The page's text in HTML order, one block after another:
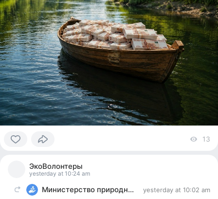
13
ЭкоВолонтеры
yesterday at 10:24 am
Министерство природных ресурсов и экологии yesterday at 10:02 am